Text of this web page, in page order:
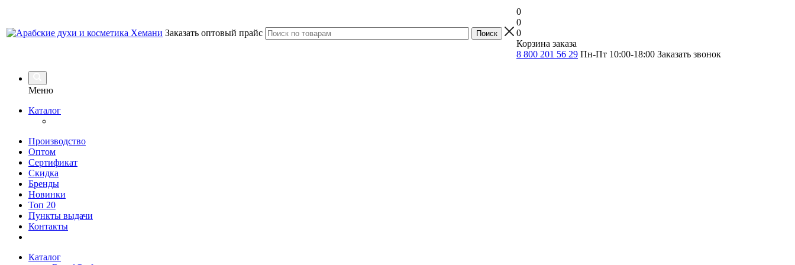
Заказать оптовый прайс
0
0
0
Корзина заказа
8 800 201 56 29 Пн-Пт 10:00-18:00 Заказать звонок
Меню
Каталог
Производство
Оптом
Сертификат
Скидка
Бренды
Новинки
Топ 20
Пункты выдачи
Контакты
Каталог